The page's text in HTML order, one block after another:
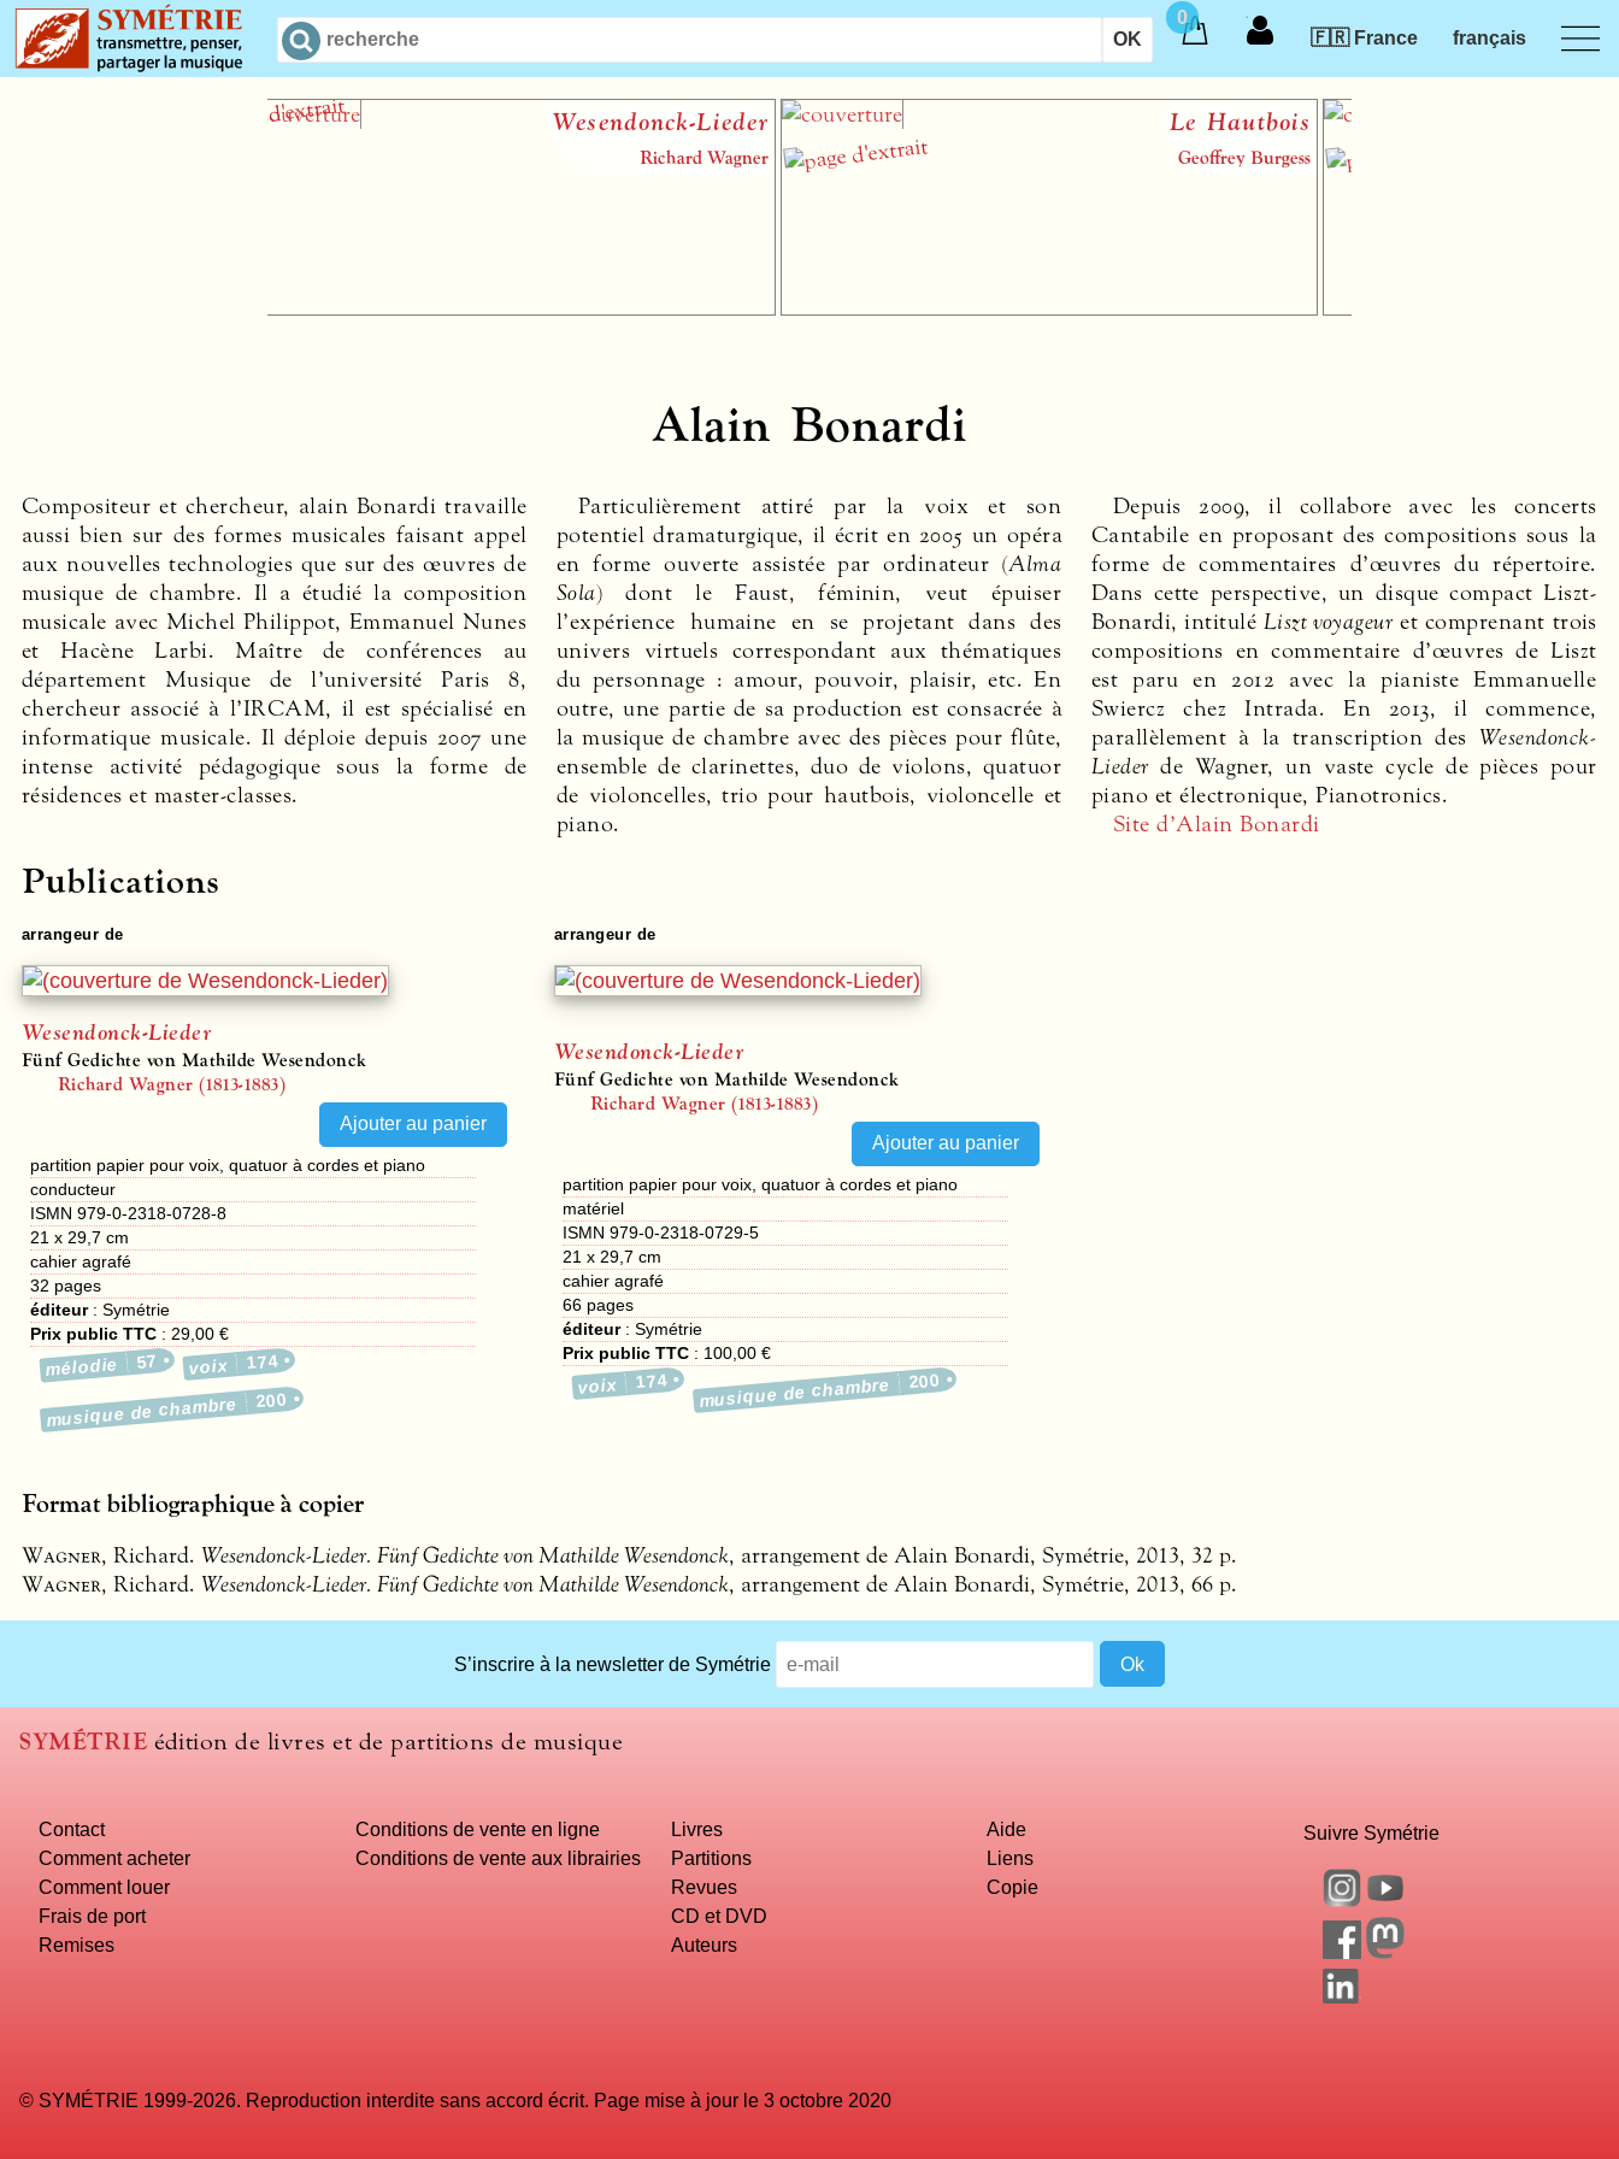
0
🇫🇷 France
français
Wesendonck-Lieder
Richard Wagner
Le Hautbois
Geoffrey Burgess
Alain Bonardi
Compositeur et chercheur, alain Bonardi travaille
aussi bien sur des formes musicales faisant appel
aux nouvelles technologies que sur des œuvres de
musique de chambre. Il a étudié la composition
musicale avec Michel Philippot, Emmanuel Nunes
et Hacène Larbi. Maître de conférences au
département Musique de l’université Paris 8,
chercheur associé à l’IRCAM, il est spécialisé en
informatique musicale. Il déploie depuis 2007 une
intense activité pédagogique sous la forme de
résidences et master-classes.
Particulièrement attiré par la voix et son
potentiel dramaturgique, il écrit en 2005 un opéra
en forme ouverte assistée par ordinateur (Alma
Sola) dont le Faust, féminin, veut épuiser
l’expérience humaine en se projetant dans des
univers virtuels correspondant aux thématiques
du personnage : amour, pouvoir, plaisir, etc. En
outre, une partie de sa production est consacrée à
la musique de chambre avec des pièces pour flûte,
ensemble de clarinettes, duo de violons, quatuor
de violoncelles, trio pour hautbois, violoncelle et
piano.
Depuis 2009, il collabore avec les concerts
Cantabile en proposant des compositions sous la
forme de commentaires d’œuvres du répertoire.
Dans cette perspective, un disque compact Liszt-
Bonardi, intitulé Liszt voyageuret comprenant trois
compositions en commentaire d’œuvres de Liszt
est paru en 2012 avec la pianiste Emmanuelle
Swiercz chez Intrada. En 2013, il commence,
parallèlement à la transcription des Wesendonck-
Liederde Wagner, un vaste cycle de pièces pour
piano et électronique, Pianotronics.
Site d’Alain Bonardi
Publications
arrangeur de
Wesendonck-Lieder
Fünf Gedichte von Mathilde Wesendonck
Richard Wagner (1813-1883)
partition papier pour voix, quatuor à cordes et piano
conducteur
ISMN 979-0-2318-0728-8
21 x 29,7 cm
cahier agrafé
32 pages
éditeur:Symétrie
Prix public TTC : 29,00 €
mélodie 57 voix 174
musique de chambre 200
arrangeur de
Wesendonck-Lieder
Fünf Gedichte von Mathilde Wesendonck
Richard Wagner (1813-1883)
partition papier pour voix, quatuor à cordes et piano
matériel
ISMN 979-0-2318-0729-5
21 x 29,7 cm
cahier agrafé
66 pages
éditeur:Symétrie
Prix public TTC : 100,00 €
voix 174 musique de chambre 200
Format bibliographique à copier
Wagner, Richard. Wesendonck-Lieder. Fünf Gedichte von Mathilde Wesendonck, arrangement de Alain Bonardi, Symétrie, 2013, 32 p.
Wagner, Richard. Wesendonck-Lieder. Fünf Gedichte von Mathilde Wesendonck, arrangement de Alain Bonardi, Symétrie, 2013, 66 p.
should
we
use
you
computer?
S’inscrire à la newsletter de Symétrie
SYMÉTRIE édition de livres et de partitions de musique
Contact
Comment acheter
Comment louer
Frais de port
Remises
Conditions de vente en ligne
Conditions de vente aux librairies
Livres
Partitions
Revues
CD et DVD
Auteurs
Aide
Liens
Copie
Suivre Symétrie
© SYMÉTRIE 1999-2026. Reproduction interdite sans accord écrit. Page mise à jour le 3 octobre 2020